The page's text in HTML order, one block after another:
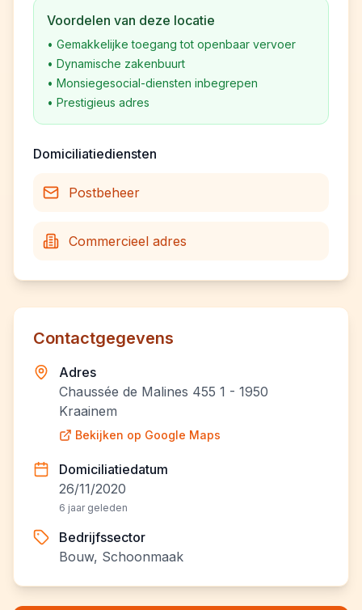
Voordelen van deze locatie
• Gemakkelijke toegang tot openbaar vervoer
• Dynamische zakenbuurt
• Monsiegesocial-diensten inbegrepen
• Prestigieus adres
Domiciliatiediensten
Postbeheer
Commercieel adres
Contactgegevens
Adres
Chaussée de Malines 455 1 - 1950
Kraainem
Bekijken op Google Maps
Domiciliatiedatum
26/11/2020
6 jaar geleden
Bedrijfssector
Bouw, Schoonmaak